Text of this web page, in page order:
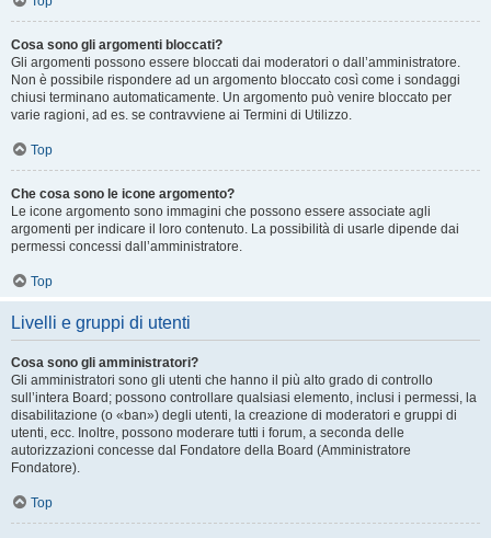
Cosa sono gli argomenti bloccati?
Gli argomenti possono essere bloccati dai moderatori o dall’amministratore.
Non è possibile rispondere ad un argomento bloccato così come i sondaggi
chiusi terminano automaticamente. Un argomento può venire bloccato per
varie ragioni, ad es. se contravviene ai Termini di Utilizzo.
Top
Che cosa sono le icone argomento?
Le icone argomento sono immagini che possono essere associate agli
argomenti per indicare il loro contenuto. La possibilità di usarle dipende dai
permessi concessi dall’amministratore.
Top
Livelli e gruppi di utenti
Cosa sono gli amministratori?
Gli amministratori sono gli utenti che hanno il più alto grado di controllo
sull’intera Board; possono controllare qualsiasi elemento, inclusi i permessi, la
disabilitazione (o «ban») degli utenti, la creazione di moderatori e gruppi di
utenti, ecc. Inoltre, possono moderare tutti i forum, a seconda delle
autorizzazioni concesse dal Fondatore della Board (Amministratore
Fondatore).
Top